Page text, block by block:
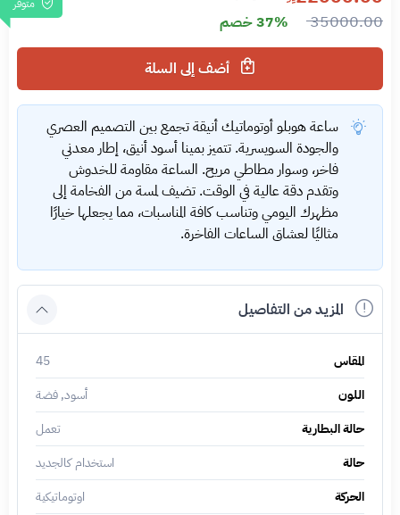
متوفر
35000.00 37% خصم
ساعة هوبلو أوتوماتيك أنيقة تجمع بين التصميم العصري
والجودة السويسرية. تتميز بمينا أسود أنيق، إطار معدني
فاخر، وسوار مطاطي مريح. الساعة مقاومة للخدوش
وتقدم دقة عالية في الوقت. تضيف لمسة من الفخامة إلى
مظهرك اليومي وتناسب كافة المناسبات، مما يجعلها خيارًا
مثاليًا لعشاق الساعات الفاخرة.
المزيد من التفاصيل
المقاس
45
اللون
أسود, فضة
حالة البطارية
تعمل
حالة
استخدام كالجديد
الحركة
اوتوماتيكية